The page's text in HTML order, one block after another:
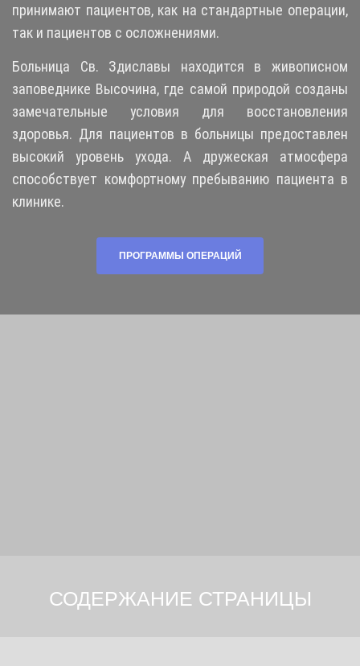
принимают пациентов, как на стандартные операции,
так и пациентов с осложнениями.
Больница Св. Здиславы находится в живописном
заповеднике Высочина, где самой природой созданы
замечательные условия для восстановления
здоровья. Для пациентов в больницы предоставлен
высокий уровень ухода. А дружеская атмосфера
способствует комфортному пребыванию пациента в
клинике.
ПРОГРАММЫ ОПЕРАЦИЙ
СОДЕРЖАНИЕ СТРАНИЦЫ